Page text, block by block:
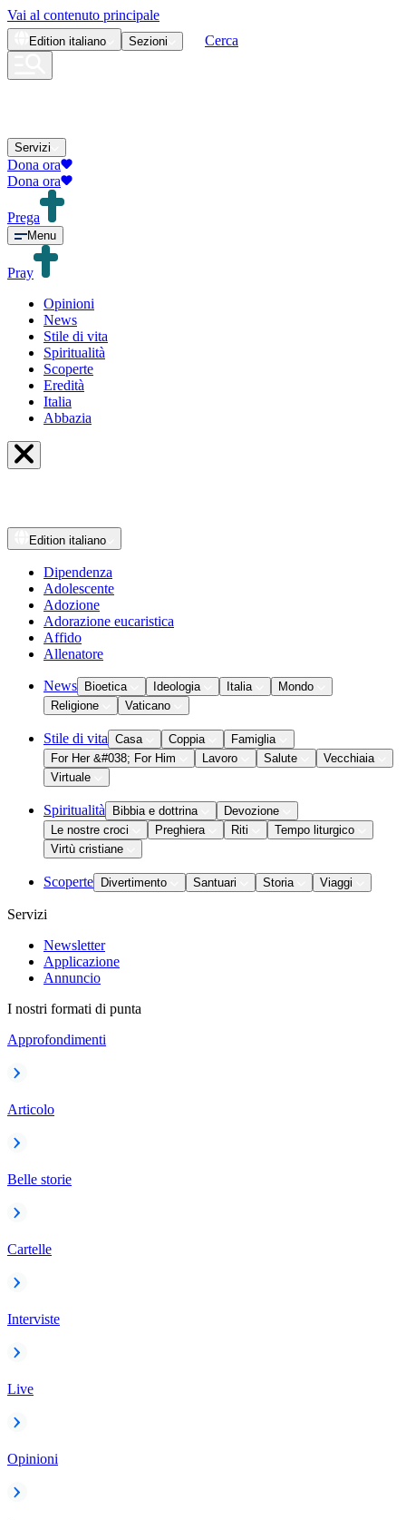
Vai al contenuto principale
Edition italiano Sezioni Cerca
Servizi
Dona ora
Dona ora
Prega
Menu
Pray
Opinioni
News
Stile di vita
Spiritualità
Scoperte
Eredità
Italia
Abbazia
Edition italiano
Dipendenza
Adolescente
Adozione
Adorazione eucaristica
Affido
Allenatore
News Bioetica Ideologia Italia
Mondo
Religione
Vaticano
Stile di vita Casa Coppia
Famiglia
For Her &#038; For Him
Lavoro Salute
Vecchiaia
Virtuale
Spiritualità Bibbia e dottrina
Devozione
Le nostre croci
Preghiera Riti
Tempo liturgico
Virtù cristiane
Scoperte Divertimento Santuari Storia Viaggi
Servizi
Newsletter
Applicazione
Annuncio
I nostri formati di punta
Approfondimenti
Articolo
Belle storie
Cartelle
Interviste
Live
Opinioni